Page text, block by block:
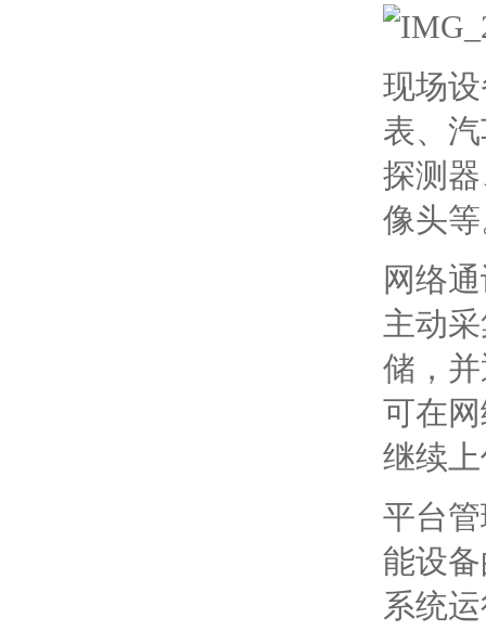
现场
表、
探测
像头
网络
主动
储，
可在
继续
平台
能设
系统